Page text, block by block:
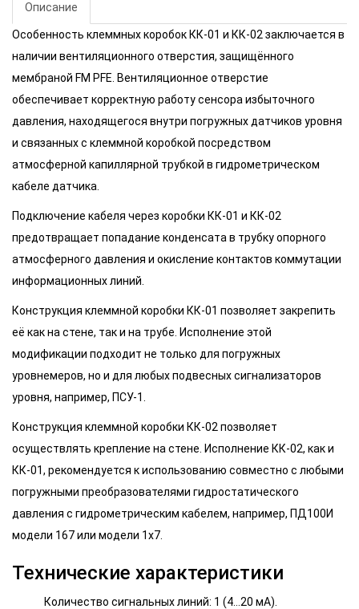
Описание
Особенность клеммных коробок КК-01 и КК-02 заключается в
наличии вентиляционного отверстия, защищённого
мембраной FM PFE. Вентиляционное отверстие
обеспечивает корректную работу сенсора избыточного
давления, находящегося внутри погружных датчиков уровня
и связанных с клеммной коробкой посредством
атмосферной капиллярной трубкой в гидрометрическом
кабеле датчика.
Подключение кабеля через коробки КК-01 и КК-02
предотвращает попадание конденсата в трубку опорного
атмосферного давления и окисление контактов коммутации
информационных линий.
Конструкция клеммной коробки КК-01 позволяет закрепить
её как на стене, так и на трубе. Исполнение этой
модификации подходит не только для погружных
уровнемеров, но и для любых подвесных сигнализаторов
уровня, например, ПСУ-1.
Конструкция клеммной коробки КК-02 позволяет
осуществлять крепление на стене. Исполнение КК-02, как и
КК-01, рекомендуется к использованию совместно с любыми
погружными преобразователями гидростатического
давления с гидрометрическим кабелем, например, ПД100И
модели 167 или модели 1х7.
Технические характеристики
Количество сигнальных линий: 1 (4…20 мА).